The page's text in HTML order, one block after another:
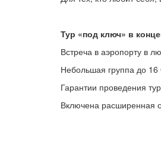
Тур «под ключ» в
Встреча в аэропорту в
Небольшая группа до 16
Гарантии проведения
Включена расширенная